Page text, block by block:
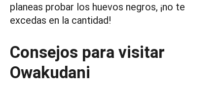
planeas probar los huevos negros, ¡no te
excedas en la cantidad!
Consejos para visitar
Owakudani